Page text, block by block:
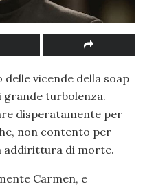
vicende della soap
grande turbolenza.
disperatamente per
non contento per
addirittura di morte.
Carmen, e